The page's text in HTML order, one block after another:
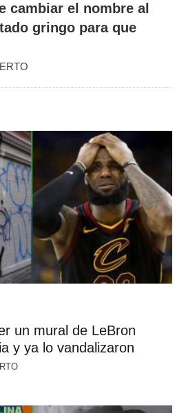
cambiar el nombre al
gringo para que
un mural de LeBron
y ya lo vandalizaron